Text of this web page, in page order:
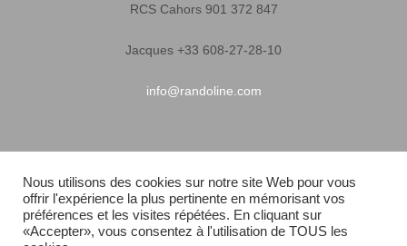
RCS Cahors 901 372 847
Jacques +33 608-27-28-10
info@randoline.com
Garantie matériel
Conditions générales de vente
Nous utilisons des cookies sur notre site Web pour vous
offrir l'expérience la plus pertinente en mémorisant vos
préférences et les visites répétées. En cliquant sur
«Accepter», vous consentez à l'utilisation de TOUS les